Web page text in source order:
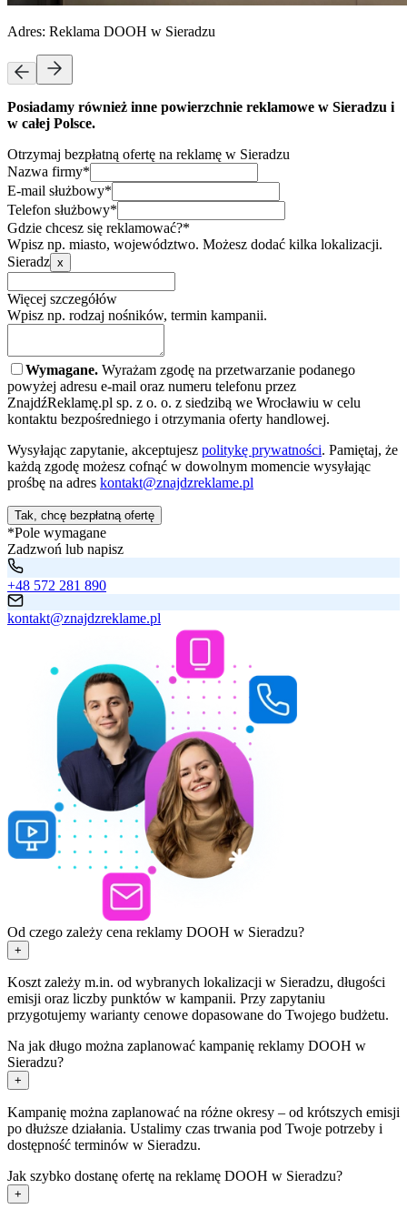
Adres: Reklama DOOH w Sieradzu
Posiadamy również inne powierzchnie reklamowe w Sieradzu i
w całej Polsce.
Otrzymaj bezpłatną ofertę na reklamę w Sieradzu
Nazwa firmy*
E-mail służbowy*
Telefon służbowy*
Gdzie chcesz się reklamować?*
Wpisz np. miasto, województwo. Możesz dodać kilka lokalizacji.
Sieradz x
Więcej szczegółów
Wpisz np. rodzaj nośników, termin kampanii.
Wymagane. Wyrażam zgodę na przetwarzanie podanego
powyżej adresu e-mail oraz numeru telefonu przez
ZnajdźReklamę.pl sp. z o. o. z siedzibą we Wrocławiu w celu
kontaktu bezpośredniego i otrzymania oferty handlowej.
Wysyłając zapytanie, akceptujesz politykę prywatności. Pamiętaj, że
każdą zgodę możesz cofnąć w dowolnym momencie wysyłając
prośbę na adres kontakt@znajdzreklame.pl
Tak, chcę bezpłatną ofertę
*Pole wymagane
Zadzwoń lub napisz
+48 572 281 890
kontakt@znajdzreklame.pl
Od czego zależy cena reklamy DOOH w Sieradzu?
+
Koszt zależy m.in. od wybranych lokalizacji w Sieradzu, długości
emisji oraz liczby punktów w kampanii. Przy zapytaniu
przygotujemy warianty cenowe dopasowane do Twojego budżetu.
Na jak długo można zaplanować kampanię reklamy DOOH w
Sieradzu?
+
Kampanię można zaplanować na różne okresy – od krótszych emisji
po dłuższe działania. Ustalimy czas trwania pod Twoje potrzeby i
dostępność terminów w Sieradzu.
Jak szybko dostanę ofertę na reklamę DOOH w Sieradzu?
+